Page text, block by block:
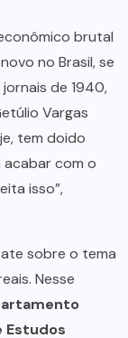
brutal
no Brasil, se
de 1940,
Vargas
tem doido
acabar com o
isso”,
sobre o tema
Nesse
Estudos